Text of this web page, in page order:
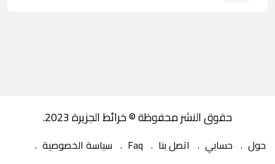
حقوق النشر محفوظة © خرائط الجزيرة 2023.
حول حسابي اتصل بنا Faq
سياسة الخصوصية